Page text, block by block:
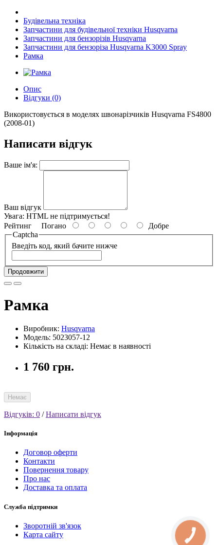
Будівельна техніка
Запчастини для будівельної техніки Husqvarna
Запчастини для бензорізів Husqvarna
Запчастини для бензоріза Husqvarna K3000 Spray
Рамка
Опис
Відгуки (0)
Використовується в моделях швонарізчиків Husqvarna FS4800
(2008-01)
Написати відгук
Ваше ім'я:
Ваш відгук
Увага: HTML не підтримується!
Рейтинг Погано
Добре
Captcha
Введіть код, який бачите нижче
Продовжити
Рамка
Виробник: Husqvarna
Модель: 5023057-12
Кількість на складі: Немає в наявності
1 760 грн.
Немає
Відгуків: 0 /Написати відгук
Інформація
Договор оферти
Контакти
Повернення товару
Про нас
Доставка та оплата
Служба підтримки
Зворотній зв'язок
Карта сайту
КНОПКА
СВЯЗИ